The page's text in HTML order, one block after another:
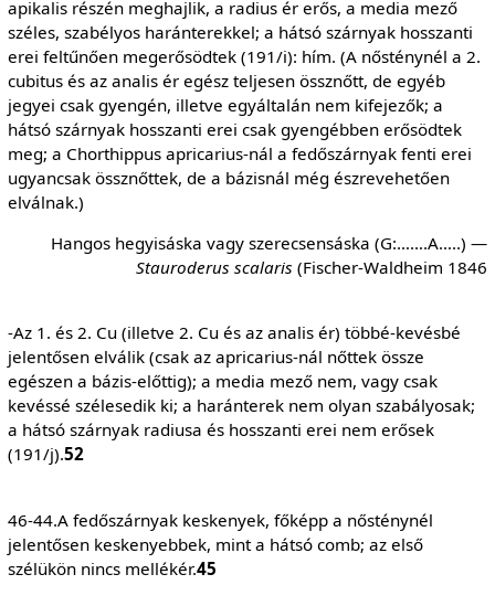
apikalis részén meghajlik, a radius ér erős, a media mező
széles, szabélyos haránterekkel; a hátsó szárnyak hosszanti
erei feltűnően megerősödtek (191/i): hím. (A nősténynél a 2.
cubitus és az analis ér egész teljesen össznőtt, de egyéb
jegyei csak gyengén, illetve egyáltalán nem kifejezők; a
hátsó szárnyak hosszanti erei csak gyengébben erősödtek
meg; a Chorthippus apricarius-nál a fedőszárnyak fenti erei
ugyancsak össznőttek, de a bázisnál még észrevehetően
elválnak.)
Hangos hegyisáska vagy szerecsensáska (G:…….A…..) —
Stauroderus scalaris (Fischer-Waldheim 1846
-Az 1. és 2. Cu (illetve 2. Cu és az analis ér) többé-kevésbé
jelentősen elválik (csak az apricarius-nál nőttek össze
egészen a bázis-előttig); a media mező nem, vagy csak
kevéssé szélesedik ki; a haránterek nem olyan szabályosak;
a hátsó szárnyak radiusa és hosszanti erei nem erősek
(191/j).52
46-44.A fedőszárnyak keskenyek, főképp a nősténynél
jelentősen keskenyebbek, mint a hátsó comb; az első
szélükön nincs mellékér.45